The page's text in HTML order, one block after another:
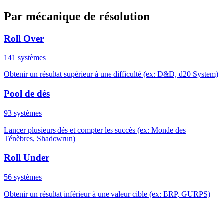
Par mécanique de résolution
Roll Over
141 systèmes
Obtenir un résultat supérieur à une difficulté (ex: D&D, d20 System)
Pool de dés
93 systèmes
Lancer plusieurs dés et compter les succès (ex: Monde des
Ténèbres, Shadowrun)
Roll Under
56 systèmes
Obtenir un résultat inférieur à une valeur cible (ex: BRP, GURPS)